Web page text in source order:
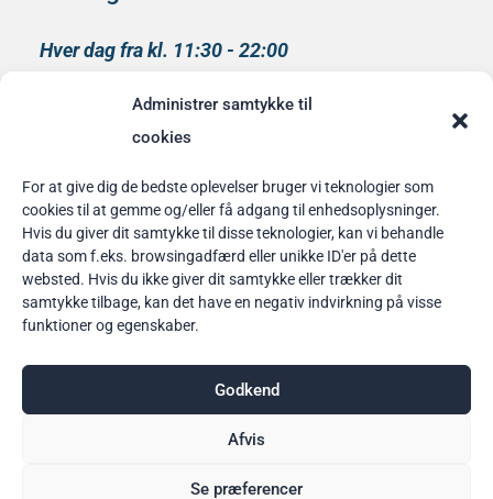
Administrer samtykke til
cookies
For at give dig de bedste oplevelser bruger vi teknologier som
cookies til at gemme og/eller få adgang til enhedsoplysninger.
Hvis du giver dit samtykke til disse teknologier, kan vi behandle
data som f.eks. browsingadfærd eller unikke ID'er på dette
websted. Hvis du ikke giver dit samtykke eller trækker dit
samtykke tilbage, kan det have en negativ indvirkning på visse
funktioner og egenskaber.
Godkend
Afvis
Se præferencer
Hver dag fra kl. 11:30 - 22:00
medlem af
Bordbestilling
her